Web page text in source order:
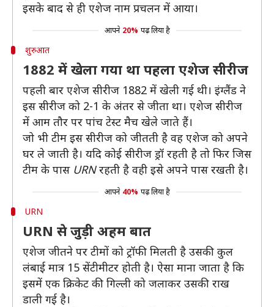
इसके बाद से ही एशेज नाम प्रचलन में आया।
आपने 20% पढ़ लिया है
शुरुआत
1882 में खेला गया था पहला एशेज सीरीज
पहली बार एशेज सीरीज 1882 में खेली गई थी। इंग्लैंड ने
इस सीरीज को 2-1 के अंतर से जीता था। एशेज सीरीज
में आम तौर पर पांच टेस्ट मैच खेले जाते हैं।
जो भी टीम इस सीरीज को जीतती है वह एशेज को अपने
घर ले जाती है। यदि कोई सीरीज ड्रॉ रहती है तो फिर जिस
टीम के पास URNरहती है वही इसे अपने पास रखती है।
आपने 40% पढ़ लिया है
URN
URN से जुड़ी अहम बात
एशेज जीतने पर टीमों को ट्रॉफी मिलती है उसकी कुल
लंबाई मात्र 15 सेंटीमीटर होती है। ऐसा माना जाता है कि
इसमें एक क्रिकेट की गिल्ली को जलाकर उसकी राख
डाली गई है।